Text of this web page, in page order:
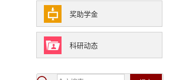
奖助学金
科研动态